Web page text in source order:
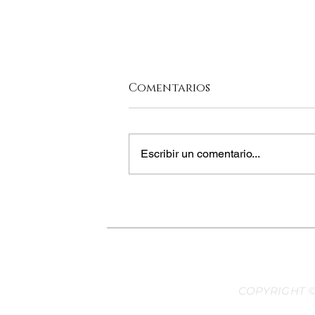
Comentarios
Escribir un comentario...
COPYRIGHT